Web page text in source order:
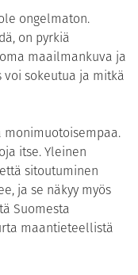
ongelmaton.
on pyrkiä
maailmankuva ja
sokeutua ja mitkä
monimuotoisempaa.
itse. Yleinen
sitoutuminen
ja se näkyy myös
Suomesta
maantieteellistä